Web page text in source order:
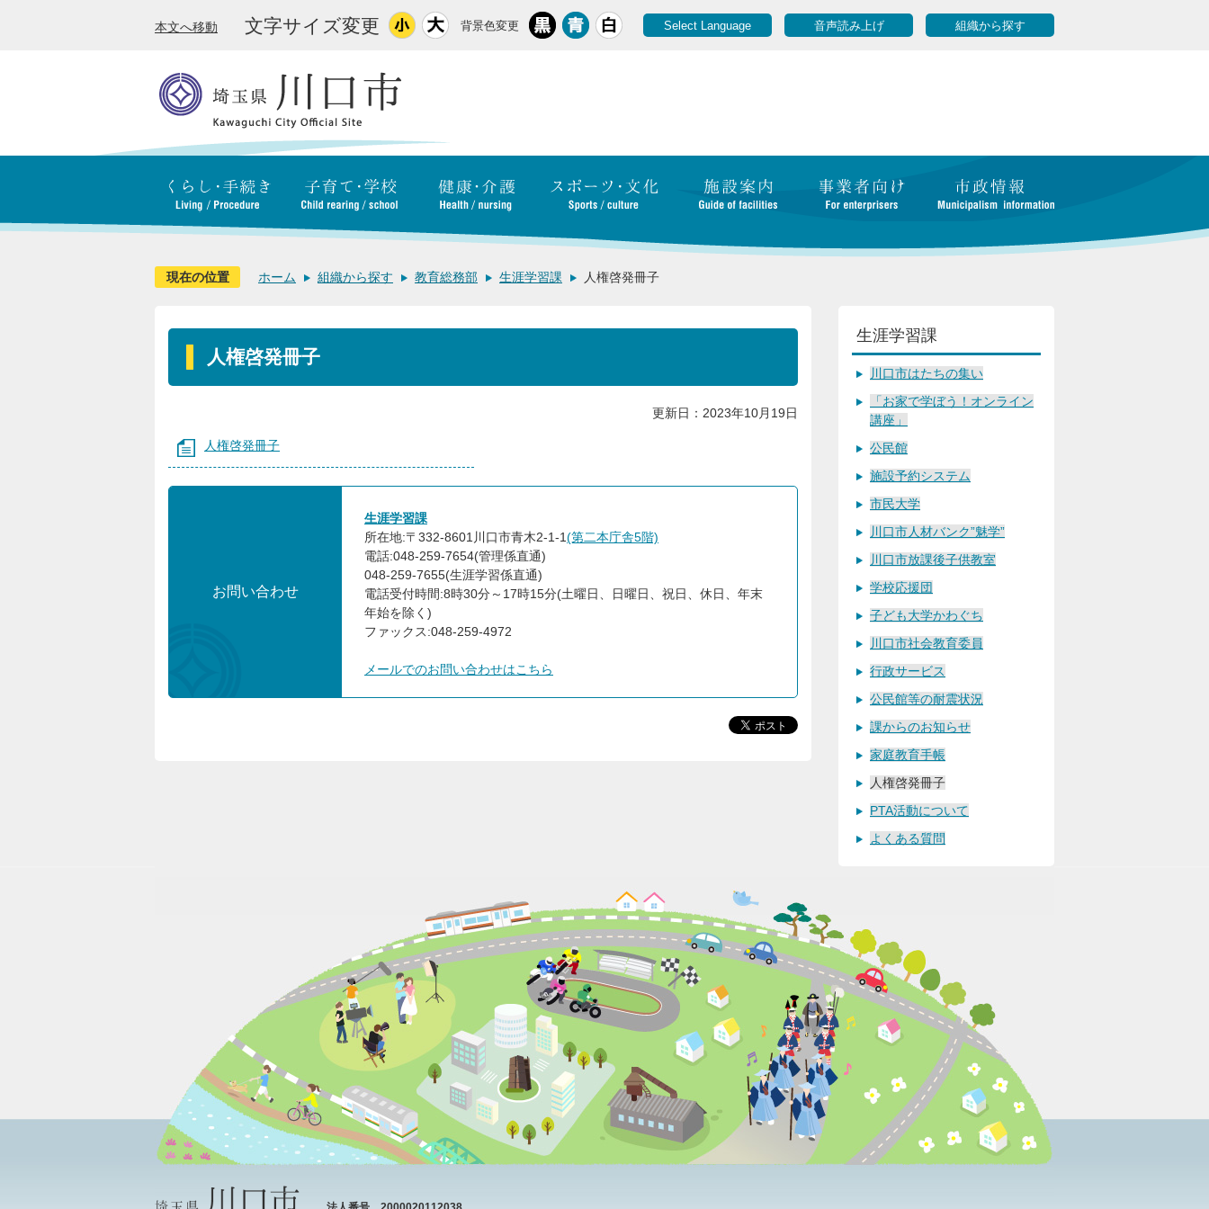
本文へ移動 文字サイズ変更 背景色変更 Select Language 音声読み上げ 組織から探す
現在の位置 ホーム 組織から探す 教育総務部 生涯学習課 人権啓発冊子
人権啓発冊子
更新日：2023年10月19日
人権啓発冊子
お問い合わせ
生涯学習課
所在地:〒332-8601川口市青木2-1-1(第二本庁舎5階)
電話:048-259-7654(管理係直通)
048-259-7655(生涯学習係直通)
電話受付時間:8時30分～17時15分(土曜日、日曜日、祝日、休日、年末
年始を除く)
ファックス:048-259-4972
メールでのお問い合わせはこちら
生涯学習課
川口市はたちの集い
「お家で学ぼう！オンライン
講座」
公民館
施設予約システム
市民大学
川口市人材バンク”魅学”
川口市放課後子供教室
学校応援団
子ども大学かわぐち
川口市社会教育委員
行政サービス
公民館等の耐震状況
課からのお知らせ
家庭教育手帳
人権啓発冊子
PTA活動について
よくある質問